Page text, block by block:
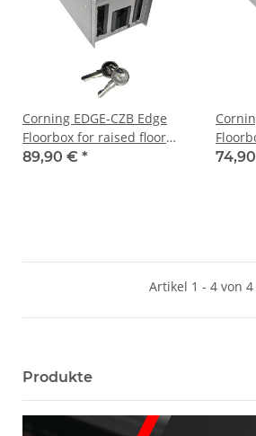
Corning EDGE-CZB Edge
Floorbox for raised floor
installation 288f +frame
89,90 € *
Artikel 1 - 4 von 4
Produkte